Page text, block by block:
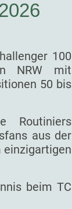
100
NRW mit
50 bis
Routiniers
aus der
einzigartigen
beim TC